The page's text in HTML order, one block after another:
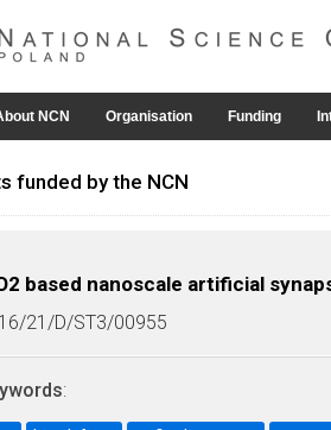
NCN Organisation Funding
funded by the NCN
based nanoscale artificial
21/D/ST3/00955
: